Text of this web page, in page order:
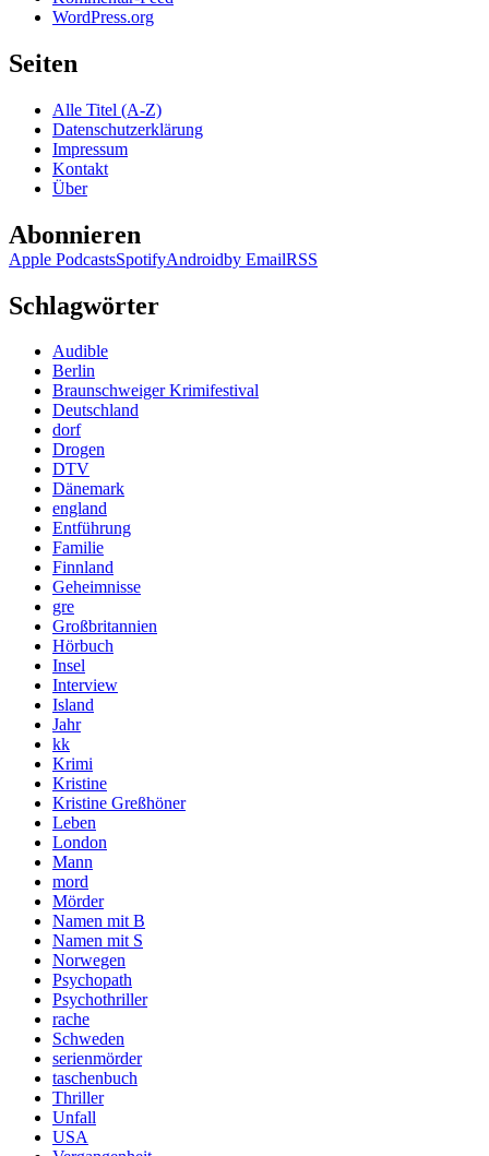
WordPress.org
Seiten
Alle Titel (A-Z)
Datenschutzerklärung
Impressum
Kontakt
Über
Abonnieren
Apple PodcastsSpotifyAndroidby EmailRSS
Schlagwörter
Audible
Berlin
Braunschweiger Krimifestival
Deutschland
dorf
Drogen
DTV
Dänemark
england
Entführung
Familie
Finnland
Geheimnisse
gre
Großbritannien
Hörbuch
Insel
Interview
Island
Jahr
kk
Krimi
Kristine
Kristine Greßhöner
Leben
London
Mann
mord
Mörder
Namen mit B
Namen mit S
Norwegen
Psychopath
Psychothriller
rache
Schweden
serienmörder
taschenbuch
Thriller
Unfall
USA